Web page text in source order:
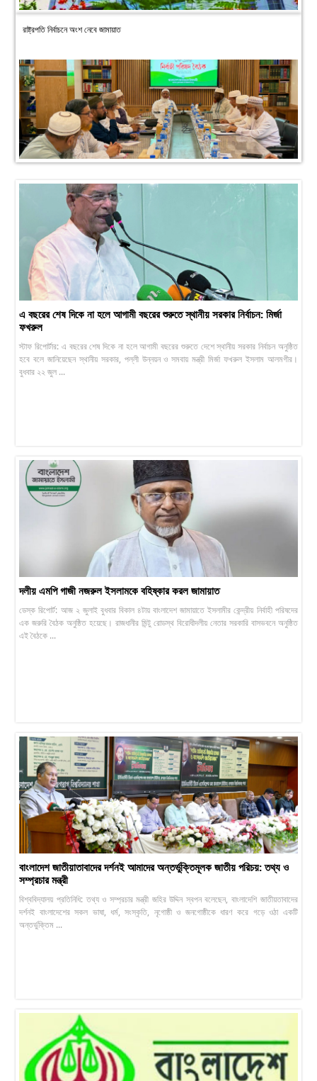
রাষ্ট্রপতি নির্বাচনে অংশ নেবে জামায়াত
এ বছরের শেষ দিকে না হলে আগামী বছরের শুরুতে স্থানীয় সরকার নির্বাচন: মির্জা
ফখরুল
স্টাফ রিপোর্টার: এ বছরের শেষ দিকে না হলে আগামী বছরের শুরুতে দেশে স্থানীয় সরকার নির্বাচন অনুষ্ঠিত
হবে বলে জানিয়েছেন স্থানীয় সরকার, পল্লী উন্নয়ন ও সমবায় মন্ত্রী মির্জা ফখরুল ইসলাম আলমগীর।
বুধবার ২২ জুল ...
দলীয় এমপি গাজী নজরুল ইসলামকে বহিষ্কার করল জামায়াত
ডেস্ক রিপোর্ট: আজ ২ জুলাই বুধবার বিকাল ৪টায় বাংলাদেশ জামায়াতে ইসলামীর কেন্দ্রীয় নির্বাহী পরিষদের
এক জরুরি বৈঠক অনুষ্ঠিত হয়েছে। রাজধানীর মিন্টু রোডস্থ বিরোধীদলীয় নেতার সরকারি বাসভবনে অনুষ্ঠিত
এই বৈঠকে ...
বাংলাদেশ জাতীয়াতাবাদের দর্শনই আমাদের অন্তর্ভুক্তিমূলক জাতীয় পরিচয়: তথ্য ও
সম্প্রচার মন্ত্রী
বিশ্ববিদ্যালয় প্রতিনিধি: তথ্য ও সম্প্রচার মন্ত্রী জহির উদ্দিন স্বপন বলেছেন, বাংলাদেশি জাতীয়তাবাদের
দর্শনই বাংলাদেশের সকল ভাষা, ধর্ম, সংস্কৃতি, নৃগোষ্ঠী ও জনগোষ্ঠীকে ধারণ করে গড়ে ওঠা একটি
অন্তর্ভুক্তিম ...